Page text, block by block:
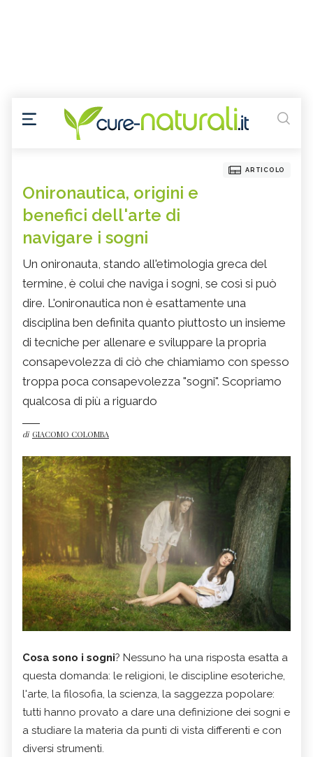
ARTICOLO
Onironautica, origini e
benefici dell'arte di
navigare i sogni
Un onironauta, stando all'etimologia greca del
termine, è colui che naviga i sogni, se così si può
dire. L'onironautica non è esattamente una
disciplina ben definita quanto piuttosto un insieme
di tecniche per allenare e sviluppare la propria
consapevolezza di ciò che chiamiamo con spesso
troppa poca consapevolezza "sogni". Scopriamo
qualcosa di più a riguardo
di GIACOMO COLOMBA
Cosa sono i sogni? Nessuno ha una risposta esatta a
questa domanda: le religioni, le discipline esoteriche,
l'arte, la filosofia, la scienza, la saggezza popolare:
tutti hanno provato a dare una definizione dei sogni e
a studiare la materia da punti di vista differenti e con
diversi strumenti.